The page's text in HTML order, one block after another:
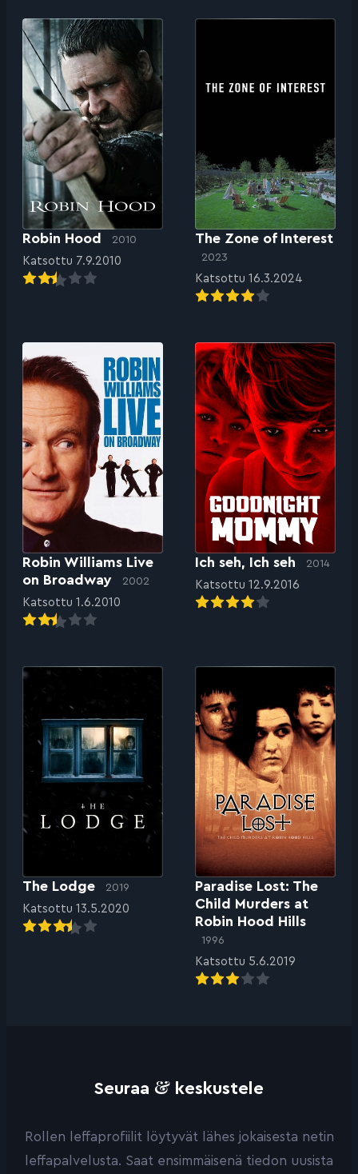
Robin Hood 2010
Katsottu 7.9.2010
The Zone of Interest
2023
Katsottu 16.3.2024
Robin Williams Live
on Broadway
2002
Katsottu 1.6.2010
Ich seh, Ich seh 2014
Katsottu 12.9.2016
The Lodge 2019
Katsottu 13.5.2020
Paradise Lost: The
Child Murders at
Robin Hood Hills
1996
Katsottu 5.6.2019
Seuraa & keskustele
Rollen leffaprofiilit löytyvät lähes jokaisesta netin
leffapalvelusta. Saat ensimmäisenä tiedon uusista